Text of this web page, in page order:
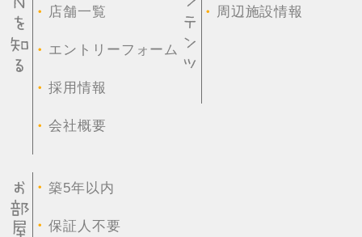
・ 店舗一覧
・ エントリーフォーム
・採用情報
・会社概要
・ 周辺施設情報
・築5年以内
・保証人不要